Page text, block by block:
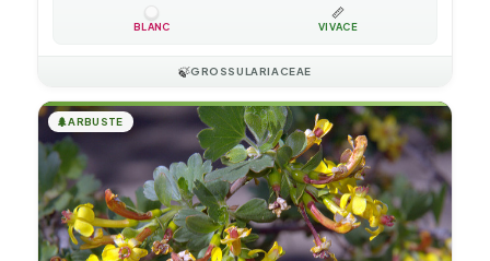
BLANC
📏
VIVACE
🍃GROSSULARIACEAE
🌲ARBUSTE